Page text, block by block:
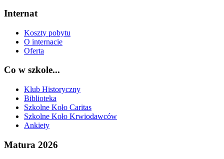
Internat
Koszty pobytu
O internacie
Oferta
Co w szkole...
Klub Historyczny
Biblioteka
Szkolne Koło Caritas
Szkolne Koło Krwiodawców
Ankiety
Matura 2026